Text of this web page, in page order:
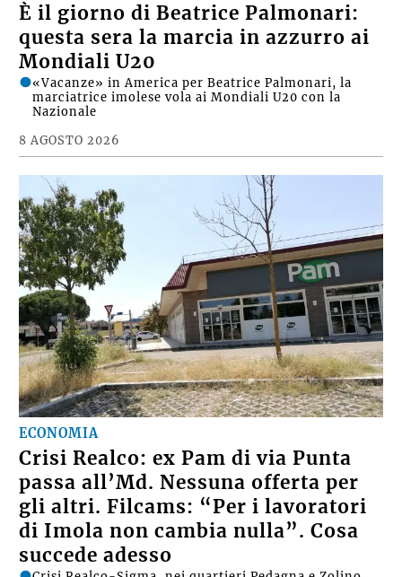
È il giorno di Beatrice Palmonari:
questa sera la marcia in azzurro ai
Mondiali U20
8 AGOSTO 2026
«Vacanze» in America per Beatrice Palmonari, la
marciatrice imolese vola ai Mondiali U20 con la
Nazionale
ECONOMIA
Crisi Realco: ex Pam di via Punta
passa all’Md. Nessuna offerta per
gli altri. Filcams: “Per i lavoratori
di Imola non cambia nulla”. Cosa
succede adesso